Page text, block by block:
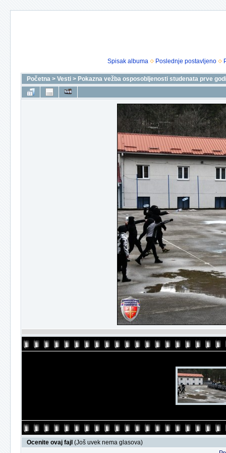
Spisak albuma Poslednje postavljeno
Početna > Vesti > Pokazna vežba osposobljenosti studenata prve
Ocenite ovaj fajl (Još uvek nema glasova)